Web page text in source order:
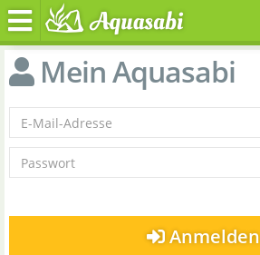
Mein Aquasabi
Anmelden